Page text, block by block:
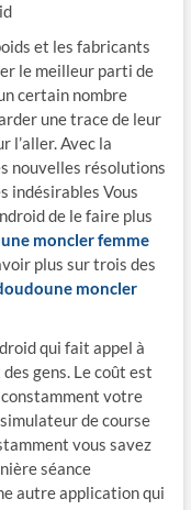
et les fabricants
le meilleur parti de
certain nombre
une trace de leur
l’aller. Avec la
nouvelles résolutions
indésirables Vous
de le faire plus
moncler femme
plus sur trois des
moncler
qui fait appel à
gens. Le coût est
votre
de course
vous savez
séance
autre application qui